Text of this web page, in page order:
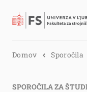
Išči
Domov Sporočila
SPOROČILA ZA